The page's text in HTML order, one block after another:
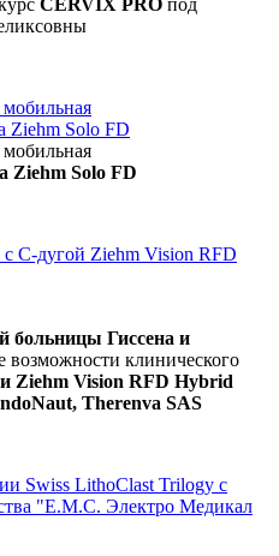
мобильная
Ziehm Solo FD
мобильная
Ziehm Solo FD
с С-дугой Ziehm Vision RFD
больницы Гиссена и
возможности клинического
Ziehm Vision RFD Hybrid
Therenva SAS
Swiss LithoClast Trilogy с
"Е.М.С. Электро Медикал